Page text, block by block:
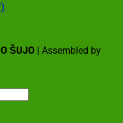
ŠUJO | Assembled by